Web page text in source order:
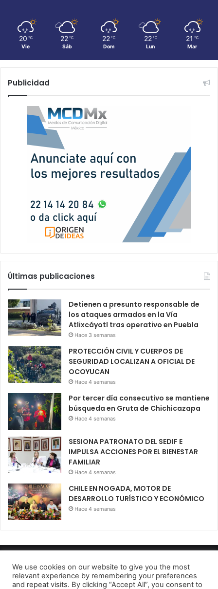
20 ℃
Vie
22 ℃
Sáb
22 ℃
Dom
22 ℃
Lun
21 ℃
Mar
Publicidad
Últimas publicaciones
Detienen a presunto responsable de
los ataques armados en la Vía
Atlixcáyotl tras operativo en Puebla
Hace 3 semanas
PROTECCIÓN CIVIL Y CUERPOS DE
SEGURIDAD LOCALIZAN A OFICIAL DE
OCOYUCAN
Hace 4 semanas
Por tercer día consecutivo se mantiene
búsqueda en Gruta de Chichicazapa
Hace 4 semanas
SESIONA PATRONATO DEL SEDIF E
IMPULSA ACCIONES POR EL BIENESTAR
FAMILIAR
Hace 4 semanas
CHILE EN NOGADA, MOTOR DE
DESARROLLO TURÍSTICO Y ECONÓMICO
Hace 4 semanas
Diario El Oportuno 2022
Aviso de Privacidad
We use cookies on our website to give you the most
relevant experience by remembering your preferences
and repeat visits. By clicking “Accept All”, you consent to